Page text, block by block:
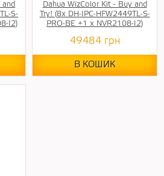
and
S-
I2)
Dahua WizColor Kit - Buy and
Try! (8х DH-IPC-HFW2449TL-S-
PRO-BE +1 х NVR2108-I2)
49484грн
В КОШИК